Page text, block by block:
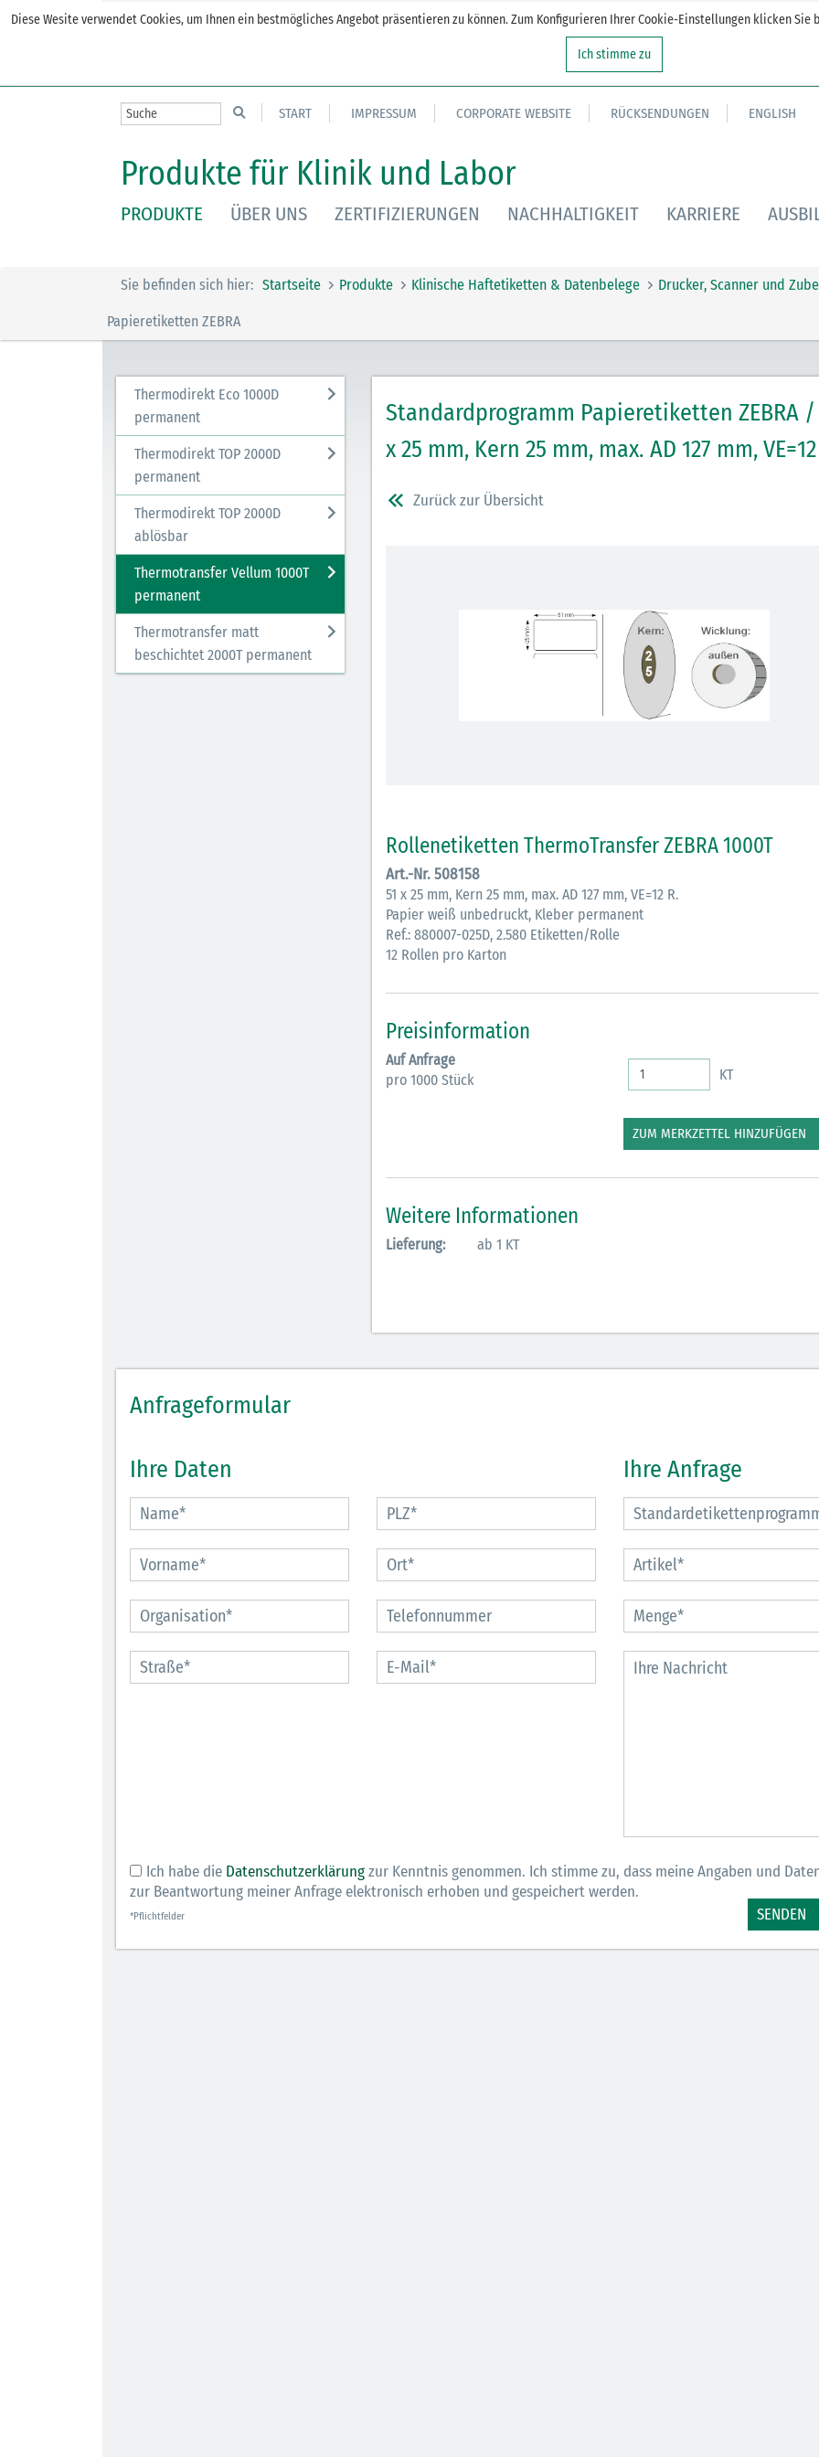
Diese Wesite verwendet Cookies, um Ihnen ein bestmögliches Angebot präsentieren zu können. Zum Konfigurieren Ihrer Cookie-Einstellungen klicken Sie
Ich stimme zu
START IMPRESSUM CORPORATE WEBSITE RÜCKSENDUNGEN ENGLISH
Produkte für Klinik und Labor
PRODUKTE ÜBER UNS ZERTIFIZIERUNGEN NACHHALTIGKEIT KARRIERE
Sie befinden sich hier: Startseite Produkte Klinische Haftetiketten & Datenbelege Drucker, Scanner und
Papieretiketten ZEBRA
Thermodirekt Eco 1000D
permanent
Thermodirekt TOP 2000D
permanent
Thermodirekt TOP 2000D
ablösbar
Thermotransfer Vellum 1000T
permanent
Thermotransfer matt
beschichtet 2000T permanent
Standardprogramm Papieretiketten ZEBRA /
x 25 mm, Kern 25 mm, max. AD 127 mm,
Zurück zur Übersicht
Rollenetiketten ThermoTransfer ZEBRA 1000T
Art.-Nr. 508158
51 x 25 mm, Kern 25 mm, max. AD 127 mm, VE=12 R.
Papier weiß unbedruckt, Kleber permanent
Ref.: 880007-025D, 2.580 Etiketten/Rolle
12 Rollen pro Karton
Preisinformation
Auf Anfrage
pro 1000 Stück
KT
ZUM MERKZETTEL HINZUFÜGEN
Weitere Informationen
Lieferung: ab 1 KT
Anfrageformular
Ihre Daten Ihre Anfrage
Ich habe die Datenschutzerklärungzur Kenntnis genommen. Ich stimme zu, dass meine Angaben und
zur Beantwortung meiner Anfrage elektronisch erhoben und gespeichert werden.
*Pflichtfelder SENDEN
Diagramm